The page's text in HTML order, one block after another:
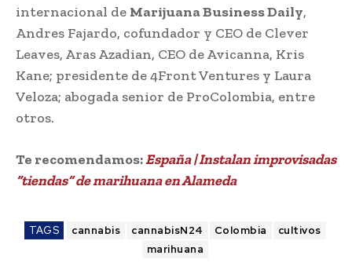
internacional de Marijuana Business Daily,
Andres Fajardo, cofundador y CEO de Clever
Leaves, Aras Azadian, CEO de Avicanna, Kris
Kane; presidente de 4Front Ventures y Laura
Veloza; abogada senior de ProColombia, entre
otros.
Te recomendamos:España | Instalan improvisadas
“tiendas” de marihuana en Alameda
TAGS cannabis cannabisN24 Colombia
cultivos
marihuana